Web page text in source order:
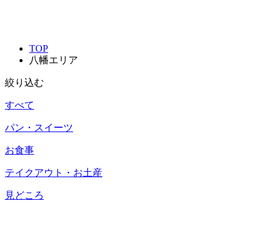
TOP
八幡エリア
絞り込む
すべて
パン・スイーツ
お食事
テイクアウト・お土産
見どころ